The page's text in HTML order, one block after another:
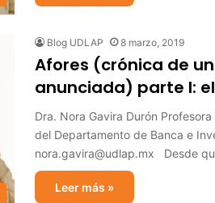
Blog UDLAP 8 marzo, 2019
Afores (crónica de
anunciada) parte I:
Dra. Nora Gavira Durón
del Departamento de Banca e
nora.gavira@udlap.mx Desde
Leer más »